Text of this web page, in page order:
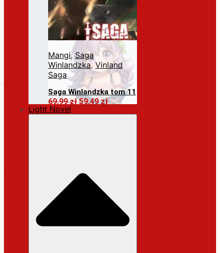
Mangi, Saga
Winlandzka, Vinland
Saga
Saga Winlandzka tom 11
69,99złPierwotna
59,49złAktualna
Dodaj do koszyka
Light Novel